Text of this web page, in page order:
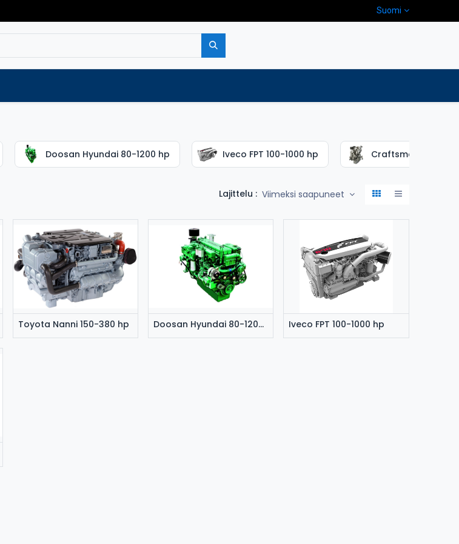
Suomi
Doosan Hyundai 80-1200 hp Iveco FPT 100-1000 hp Craftsman 16-65
Lajittelu : Viimeksi saapuneet
Toyota Nanni 150-380 hp Doosan Hyundai 80-1200 hp Iveco FPT 100-1000 hp